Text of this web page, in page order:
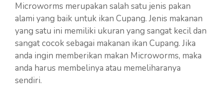
Microworms merupakan salah satu jenis pakan
alami yang baik untuk ikan Cupang. Jenis makanan
yang satu ini memiliki ukuran yang sangat kecil dan
sangat cocok sebagai makanan ikan Cupang. Jika
anda ingin memberikan makan Microworms, maka
anda harus membelinya atau memeliharanya
sendiri.